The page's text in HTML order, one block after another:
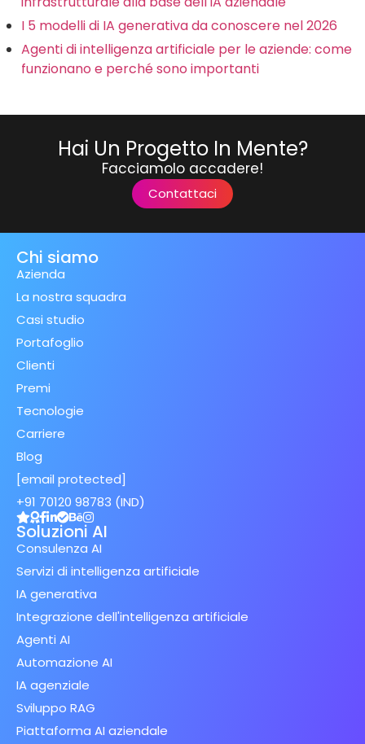
I 5 modelli di IA generativa da conoscere nel 2026
Agenti di intelligenza artificiale per le aziende: come
funzionano e perché sono importanti
Hai Un Progetto In Mente?
Facciamolo accadere!
Contattaci
Chi siamo
Azienda
La nostra squadra
Casi studio
Portafoglio
Clienti
Premi
Tecnologie
Carriere
Blog
[email protected]
+91 70120 98783 (IND)
Soluzioni AI
Consulenza AI
Servizi di intelligenza artificiale
IA generativa
Integrazione dell'intelligenza artificiale
Agenti AI
Automazione AI
IA agenziale
Sviluppo RAG
Piattaforma AI aziendale